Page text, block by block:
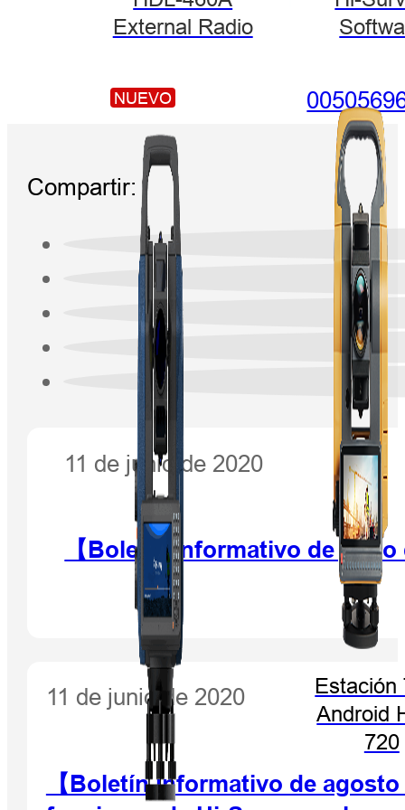
External Radio
NUEVO
Estación
Android
720
Compartir:
11 de junio de 2020
【Boletín informativo de
11 de junio de 2020
【Boletín informativo de